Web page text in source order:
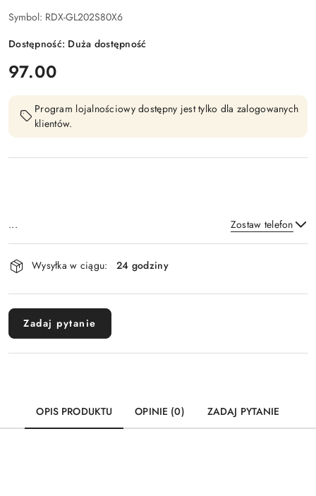
Symbol: RDX-GL202S80X6
Dostępność: Duża dostępność
cena:
97.00
Program lojalnościowy dostępny jest tylko dla zalogowanych
klientów.
... Zostaw telefon
Dostępność
i
dostawa
Wysyłka w ciągu: 24 godziny
Zadaj pytanie
OPIS PRODUKTU OPINIE (0) ZADAJ PYTANIE